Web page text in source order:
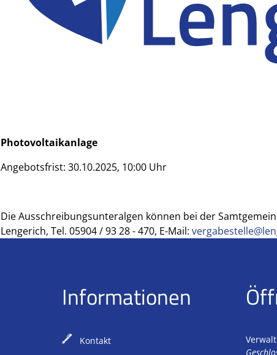
Photovoltaikanlage
Angebotsfrist: 30.10.2025, 10:00 Uhr
Die Ausschreibungsunteralgen können bei der
Lengerich, Tel. 05904 / 93 28 - 470, E-Mail:
Informationen
Kontakt